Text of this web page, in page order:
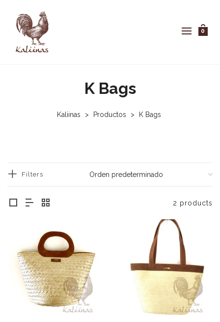
0
K Bags
Kaliinas > Productos > K Bags
Filters
2 products